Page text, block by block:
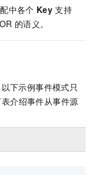
中各个 Key 支持
OR 的语义。
下示例事件模式只
介绍事件从事件源